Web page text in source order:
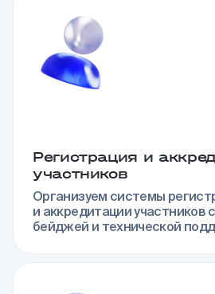
Регистрация и
участников
Организуем системы
и аккредитации участников
бейджей и технической